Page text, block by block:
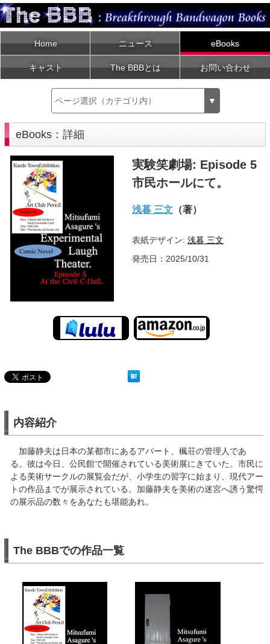
Home ニュース eBooks
キャスト The BBBとは お問い合わせ
ページ選択（カテゴリ内） ▼
eBooks：詳細
実験笑劇場: Episode 5
市民ホールにて。
浅暮 三文 （著）
表紙デザイン:浅暮 三文
発売日：2025/10/31
内容紹介
加藤静夫は日本の某都市にあるアパート、楓荘の管理人であ
る。彼は今日、公民館で開催されている美術展にきていた。市民に
よる美術サークルの展覧会だが、小学生の習字に始まり、現代アー
トの作品までが展示されている。加藤静夫を美術の迷宮へ誘う驚愕
の展示品の数々をあなたも堪能あれ。
The BBBでの作品一覧